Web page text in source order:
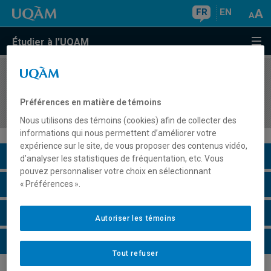
FR EN
Étudier à l'UQAM
COURS//
l'enseignement du métier
Description du cours
Horaire - Été 2026
Horaire - Automne 2026
Horaire - Hiver 2027
Préférences en matière de témoins
Nous utilisons des témoins (cookies) afin de collecter des
informations qui nous permettent d’améliorer votre
expérience sur le site, de vous proposer des contenus vidéo,
d’analyser les statistiques de fréquentation, etc. Vous
pouvez personnaliser votre choix en sélectionnant
« Préférences ».
Tout refuser
Autoriser les témoins